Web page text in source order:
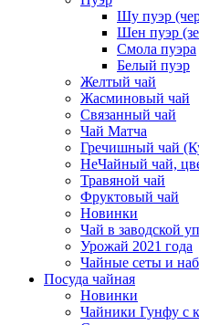
Шу пуэр
Шен пуэр
Смола пуэра
Белый пуэр
Желтый чай
Жасминовый чай
Связанный чай
Чай Матча
Гречишный чай
НеЧайный чай,
Травяной чай
Фруктовый чай
Новинки
Чай в заводской
Урожай 2021 года
Чайные сеты и
Посуда чайная
Новинки
Чайники Гунфу с